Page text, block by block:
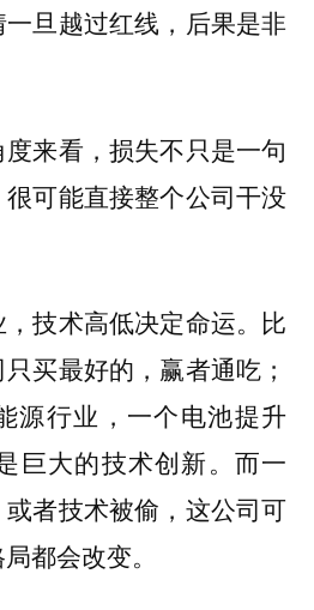
旦越过红线，后果是非
来看，损失不只是一句
可能直接整个公司干没
技术高低决定命运。比
买最好的，赢者通吃；
源行业，一个电池提升
巨大的技术创新。而一
者技术被偷，这公司可
都会改变。